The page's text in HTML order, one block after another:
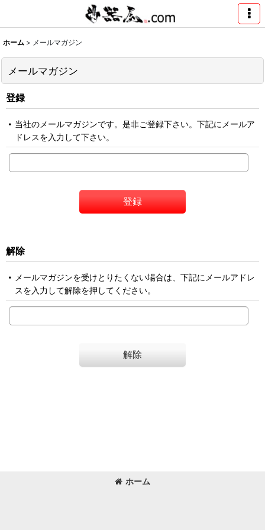
ホーム > メールマガジン
メールマガジン
登録
当社のメールマガジンです。是非ご登録下さい。下記にメールア
ドレスを入力して下さい。
登録
解除
メールマガジンを受けとりたくない場合は、下記にメールアドレ
スを入力して解除を押してください。
解除
ホーム